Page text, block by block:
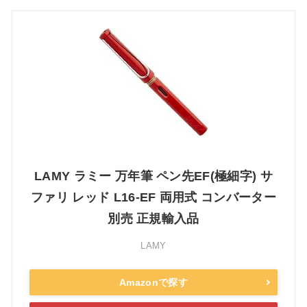
LAMY ラミー 万年筆 ペン先EF(極細字) サ
ファリ レッド L16-EF 両用式 コンバーター
別売 正規輸入品
LAMY
Amazonで探す